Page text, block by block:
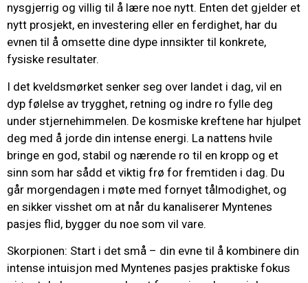
nysgjerrig og villig til å lære noe nytt. Enten det gjelder et
nytt prosjekt, en investering eller en ferdighet, har du
evnen til å omsette dine dype innsikter til konkrete,
fysiske resultater.
I det kveldsmørket senker seg over landet i dag, vil en
dyp følelse av trygghet, retning og indre ro fylle deg
under stjernehimmelen. De kosmiske kreftene har hjulpet
deg med å jorde din intense energi. La nattens hvile
bringe en god, stabil og nærende ro til en kropp og et
sinn som har sådd et viktig frø for fremtiden i dag. Du
går morgendagen i møte med fornyet tålmodighet, og
en sikker visshet om at når du kanaliserer Myntenes
pasjes flid, bygger du noe som vil vare.
Skorpionen: Start i det små – din evne til å kombinere din
intense intuisjon med Myntenes pasjes praktiske fokus